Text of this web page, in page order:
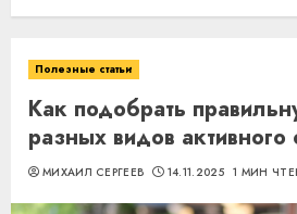
Полезные статьи
Как подобрать
разных видов активного
МИХАИЛ СЕРГЕЕВ 14.11.2025 1 МИН